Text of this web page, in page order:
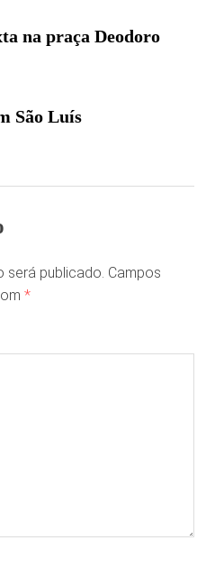
na praça Deodoro
São Luís
será publicado. Campos
*